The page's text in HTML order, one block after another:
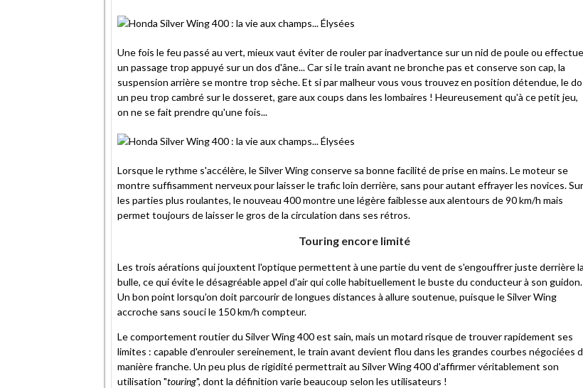
Une fois le feu passé au vert, mieux vaut éviter de rouler par inadvertance sur un nid de poule ou
un passage trop appuyé sur un dos d'âne... Car si le train avant ne bronche pas et conserve son cap, la
suspension arrière se montre trop sèche. Et si par malheur vous vous trouvez en position détendue, le
un peu trop cambré sur le dosseret, gare aux coups dans les lombaires ! Heureusement qu'à ce petit jeu,
on ne se fait prendre qu'une fois...
Lorsque le rythme s'accélère, le Silver Wing conserve sa bonne facilité de prise en mains. Le moteur se
montre suffisamment nerveux pour laisser le trafic loin derrière, sans pour autant effrayer les novices. Sur
les parties plus roulantes, le nouveau 400 montre une légère faiblesse aux alentours de 90 km/h mais
permet toujours de laisser le gros de la circulation dans ses rétros.
Touring encore limité
Les trois aérations qui jouxtent l'optique permettent à une partie du vent de s'engouffrer juste derrière la
bulle, ce qui évite le désagréable appel d'air qui colle habituellement le buste du conducteur à son guidon.
Un bon point lorsqu'on doit parcourir de longues distances à allure soutenue, puisque le Silver Wing
accroche sans souci le 150 km/h compteur.
Le comportement routier du Silver Wing 400 est sain, mais un motard risque de trouver rapidement ses
limites : capable d'enrouler sereinement, le train avant devient flou dans les grandes courbes négociées
manière franche. Un peu plus de rigidité permettrait au Silver Wing 400 d'affirmer véritablement son
utilisation "touring", dont la définition varie beaucoup selon les utilisateurs !